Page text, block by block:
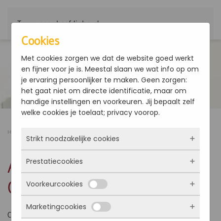
Terug naar hoofdinhoud
Home
AREOi 11-118 kW -
Omkasting
Omkasting
Cookies
Met cookies zorgen we dat de website goed werkt
en fijner voor je is. Meestal slaan we wat info op om
je ervaring persoonlijker te maken. Geen zorgen:
het gaat niet om directe identificatie, maar om
handige instellingen en voorkeuren. Jij bepaalt zelf
welke cookies je toelaat; privacy voorop.
Strikt noodzakelijke cookies
Deze cookies zorgen ervoor dat de website
überhaupt werkt. Ze zijn dus altijd actief en
kunnen niet worden uitgezet. Meestal worden
ze alleen geplaatst als jij iets doet, zoals
inloggen, een formulier invullen of je
Prestatiecookies
Met deze cookies zien we hoe vaak onze site
bezocht wordt, waar bezoekers vandaan
komen en welke pagina’s populair zijn. Zo
Voorkeurcookies
Deze cookies onthouden jouw voorkeuren.
Marketingcookies